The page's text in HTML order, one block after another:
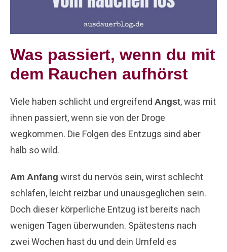
Was passiert, wenn du mit
dem Rauchen aufhörst
Viele haben schlicht und ergreifend Angst, was mit
ihnen passiert, wenn sie von der Droge
wegkommen. Die Folgen des Entzugs sind aber
halb so wild.
Am Anfang wirst du nervös sein, wirst schlecht
schlafen, leicht reizbar und unausgeglichen sein.
Doch dieser körperliche Entzug ist bereits nach
wenigen Tagen überwunden. Spätestens nach
zwei Wochen hast du und dein Umfeld es